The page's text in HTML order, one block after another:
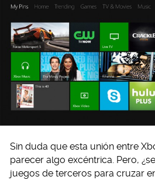
Sin duda que esta unión entre
parecer algo excéntrica. Pero,
juegos de terceros para cruzar